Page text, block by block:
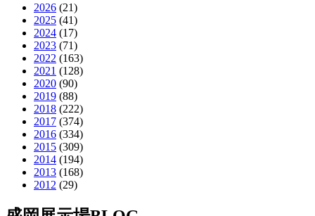
2026 (21)
2025 (41)
2024 (17)
2023 (71)
2022 (163)
2021 (128)
2020 (90)
2019 (88)
2018 (222)
2017 (374)
2016 (334)
2015 (309)
2014 (194)
2013 (168)
2012 (29)